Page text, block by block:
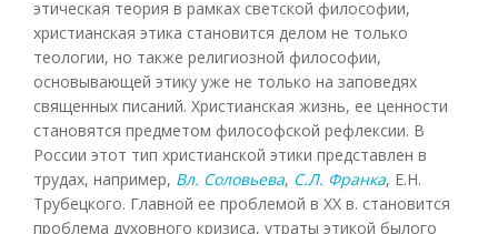
этическая теория в рамках светской философии,
христианская этика становится делом не только
теологии, но также религиозной философии,
основывающей этику уже не только на заповедях
священных писаний. Христианская жизнь, ее ценности
становятся предметом философской рефлексии. В
России этот тип христианской этики представлен в
трудах, например, Вл. Соловьева, С.Л. Франка, Е.Н.
Трубецкого. Главной ее проблемой в XX в. становится
проблема духовного кризиса, утраты этикой былого